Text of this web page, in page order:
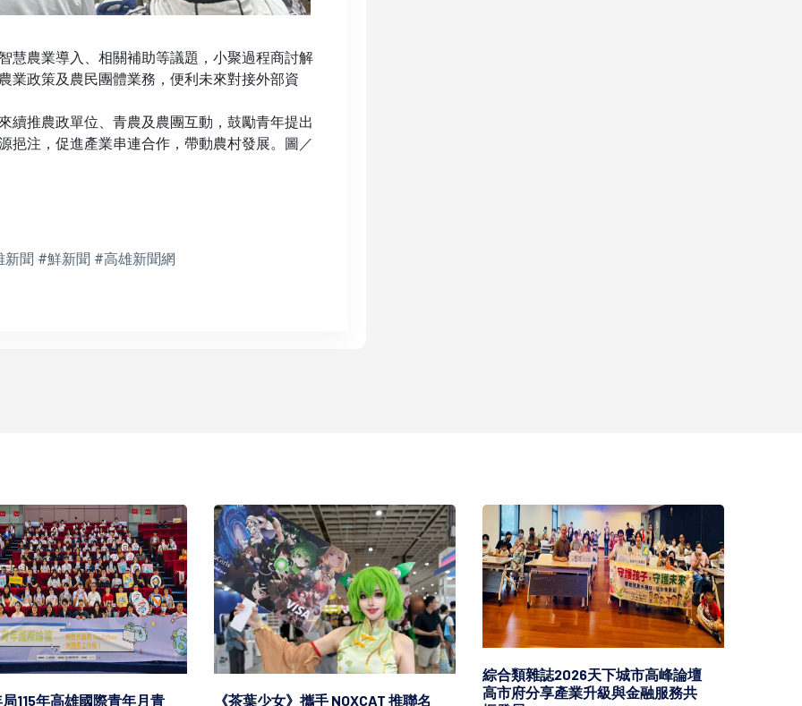
慧農業導入、相關補助等議題，小聚過程商討解
業政策及農民團體業務，便利未來對接外部資
續推農政單位、青農及農團互動，鼓勵青年提出
挹注，促進產業串連合作，帶動農村發展。圖／
聞 #鮮新聞 #高雄新聞網
115年高雄國際青年月青
《茶葉少女》攜手 NOXCAT 推聯名
綜合類雜誌2026天下城市高峰論壇
高市府分享產業升級與金融服務共